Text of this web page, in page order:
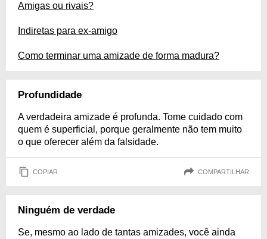
Amigas ou rivais?
Indiretas para ex-amigo
Como terminar uma amizade de forma madura?
Profundidade
A verdadeira amizade é profunda. Tome cuidado com
quem é superficial, porque geralmente não tem muito
o que oferecer além da falsidade.
COPIAR COMPARTILHAR
Ninguém de verdade
Se, mesmo ao lado de tantas amizades, você ainda